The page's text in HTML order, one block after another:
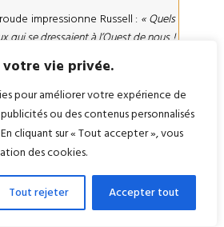
votre vie privée.
pour améliorer votre expérience de
ou des contenus personnalisés
cliquant sur « Tout accepter », vous
des cookies.
Tout rejeter Accepter tout
impressionne Russell : « Quels
qui se dressaient à l’Ouest de nous !
à pic, lisses comme l’acier, hautes
et longues d’une demi-lieue !
le cirque de Trumouse. Au clair de
sont effrayants : ils ont l’air de
»
juillet],nous montâmes au SE, dans
comme s’il y avait eu un
Le sol forme d’immenses vagues
prédomine, mais il ressemble à de la